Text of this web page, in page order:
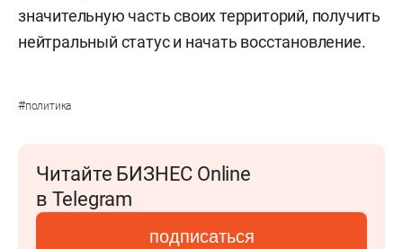
значительную часть своих территорий, получить
нейтральный статус и начать восстановление.
#политика
Читайте БИЗНЕС Online
в Telegram
подписаться